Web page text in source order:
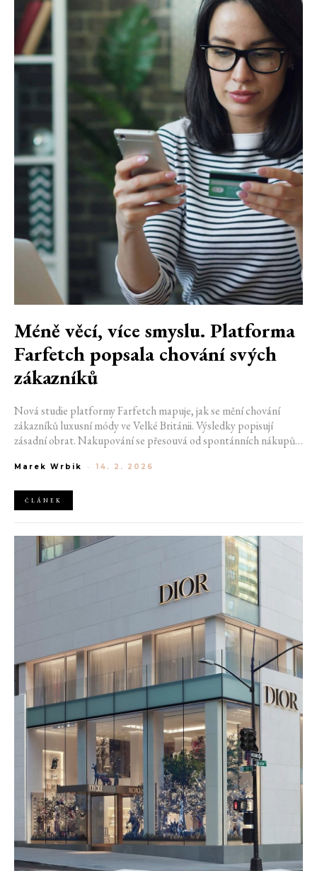
Méně věcí, více smyslu. Platforma
Farfetch popsala chování svých
zákazníků
Nová studie platformy Farfetch mapuje, jak se mění chování
zákazníků luxusní módy ve Velké Británii. Výsledky popisují
zásadní obrat. Nakupování se přesouvá od spontánních nákupů a
schopnosti nosit jeden kus opakovaně v různých situacích.
projekt, v němž každá položka musí obstát funkčně, esteticky i
finančně.
Marek Wrbik - 14. 2. 2026
ČLÁNEK